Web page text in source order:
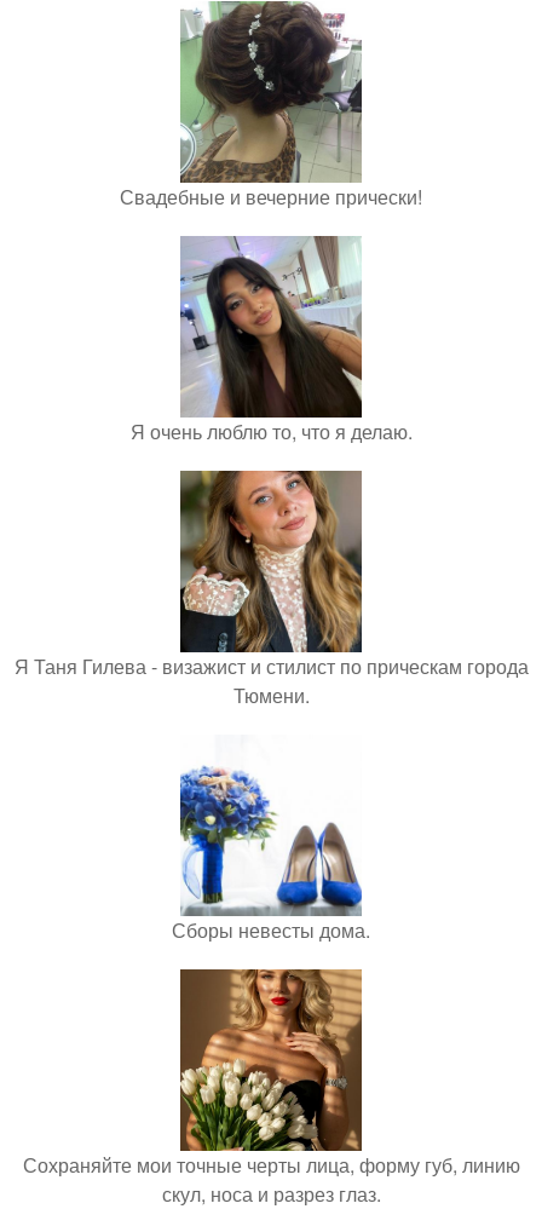
Свадебные и вечерние прически!
Я очень люблю то, что я делаю.
Я Таня Гилева - визажист и стилист по прическам города
Тюмени.
Сборы невесты дома.
Сохраняйте мои точные черты лица, форму губ, линию
скул, носа и разрез глаз.